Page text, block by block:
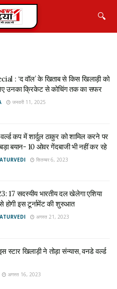
🔍
: ‘द वॉल’ के खिताब से किस खिलाड़ी को
उनका क्रिकेट से कोचिंग तक का सफर
जनवरी 11, 2025
कप में शार्दुल ठाकुर को शामिल करने पर
बयान- 10 ओवर गेंदबाजी भी नहीं कर रहे
सितम्बर 6, 2023
17 सदस्यीय भारतीय दल खेलेगा एशिया
इस टूर्नामेंट की शुरुआत
अगस्त 21, 2023
खिलाड़ी ने तोड़ा संन्यास, वनडे वर्ल्ड
अगस्त 16, 2023